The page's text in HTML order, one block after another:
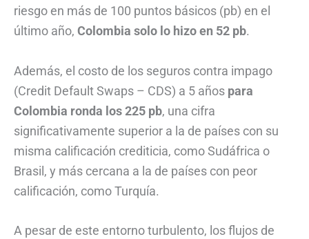
riesgo en más de 100 puntos básicos (pb) en el
último año, Colombia solo lo hizo en 52 pb.
Además, el costo de los seguros contra impago
(Credit Default Swaps – CDS) a 5 años para
Colombia ronda los 225 pb, una cifra
significativamente superior a la de países con su
misma calificación crediticia, como Sudáfrica o
Brasil, y más cercana a la de países con peor
calificación, como Turquía.
A pesar de este entorno turbulento, los flujos de